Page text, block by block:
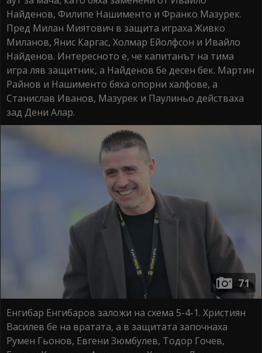
Найденов, Филипе Нашименто и Франко Мазурек.
Пред Милан Миятович в защита играха Живко
Миланов, Янис Каргас, Холмар Ейолфсон и Ивайло
Найденов. Интересното е, че капитанът на тима
игра ляв защитник, а Найденов бе десен бек. Мартин
Райнов и Нашименто бяха опорни халфове, а
Станислав Иванов, Мазурек и Паулиньо действаха
зад Дени Алар.
71
Енгибар Енгибаров заложи на схема 5-4-1. Християн
Василев бе на вратата, а в защитата започнаха
Румен Гьонов, Евгени Зюмбулев, Тодор Гочев,